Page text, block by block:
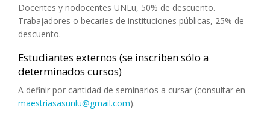
Docentes y nodocentes UNLu, 50% de descuento.
Trabajadores o becaries de instituciones públicas, 25% de
descuento.
Estudiantes externos (se inscriben sólo a
determinados cursos)
A definir por cantidad de seminarios a cursar (consultar en
maestriasasunlu@gmail.com).